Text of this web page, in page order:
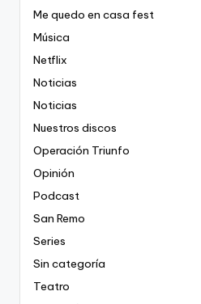
Me quedo en casa fest
Música
Netflix
Noticias
Noticias
Nuestros discos
Operación Triunfo
Opinión
Podcast
San Remo
Series
Sin categoría
Teatro